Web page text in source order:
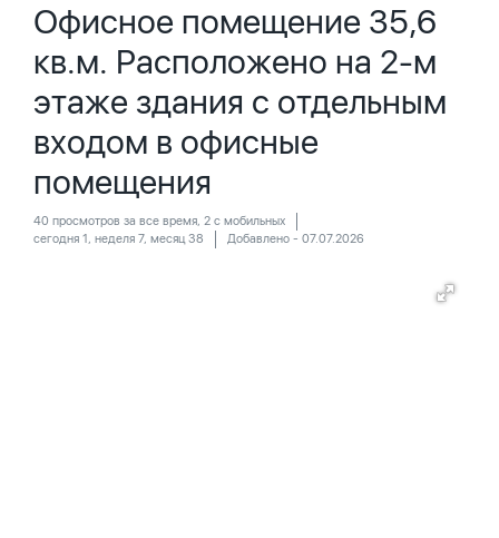
Офисное помещение 35,6
кв.м. Расположено на 2-м
этаже здания с отдельным
входом в офисные
помещения
40 просмотров за все время, 2 с мобильных
сегодня 1, неделя 7, месяц 38
Добавлено - 07.07.2026